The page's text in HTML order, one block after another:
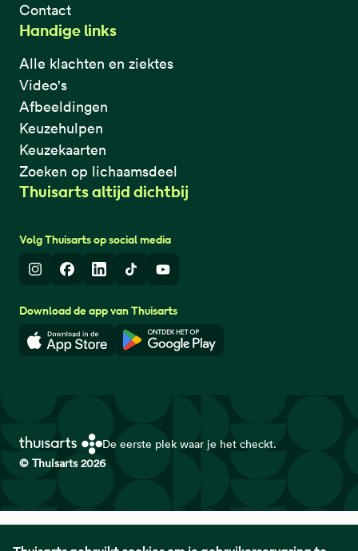
Contact
Handige links
Alle klachten en ziektes
Video's
Afbeeldingen
Keuzehulpen
Keuzekaarten
Zoeken op lichaamsdeel
Thuisarts altijd dichtbij
Volg Thuisarts op social media
InstagramFacebook
LinkedInTikTokYoutube
Download de app van Thuisarts
Download in de App StoreDownload in de Google Play
De eerste plek waar je het checkt.
© Thuisarts 2026